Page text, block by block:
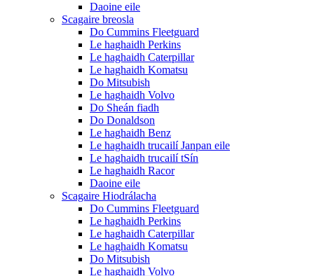
Daoine eile
Scagaire breosla
Do Cummins Fleetguard
Le haghaidh Perkins
Le haghaidh Caterpillar
Le haghaidh Komatsu
Do Mitsubish
Le haghaidh Volvo
Do Sheán fiadh
Do Donaldson
Le haghaidh Benz
Le haghaidh trucailí Janpan eile
Le haghaidh trucailí tSín
Le haghaidh Racor
Daoine eile
Scagaire Hiodrálacha
Do Cummins Fleetguard
Le haghaidh Perkins
Le haghaidh Caterpillar
Le haghaidh Komatsu
Do Mitsubish
Le haghaidh Volvo